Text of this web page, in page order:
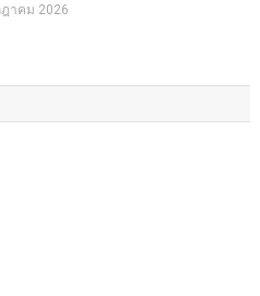
ฎาคม 2026